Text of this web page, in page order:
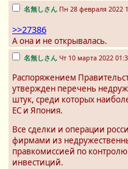
名無しさん Пн 28 февраля 2022
>>27386
А она и не открывалась.
名無しさん Чт 10 марта 2022
Распоряжением
утвержден перечень
штук, среди которых
ЕС и Япония.
Все сделки и операции
фирмами из
правкомиссией по
инвестиций.